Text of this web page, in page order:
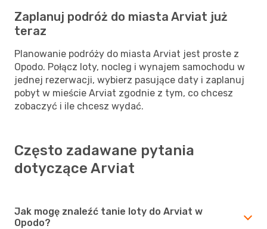
Zaplanuj podróż do miasta Arviat już
teraz
Planowanie podróży do miasta Arviat jest proste z
Opodo. Połącz loty, nocleg i wynajem samochodu w
jednej rezerwacji, wybierz pasujące daty i zaplanuj
pobyt w mieście Arviat zgodnie z tym, co chcesz
zobaczyć i ile chcesz wydać.
Często zadawane pytania
dotyczące Arviat
Jak mogę znaleźć tanie loty do Arviat w
Opodo?